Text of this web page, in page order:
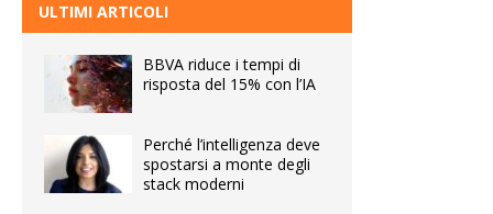
ULTIMI ARTICOLI
BBVA riduce i tempi di
risposta del 15% con l’IA
Perché l’intelligenza deve
spostarsi a monte degli
stack moderni